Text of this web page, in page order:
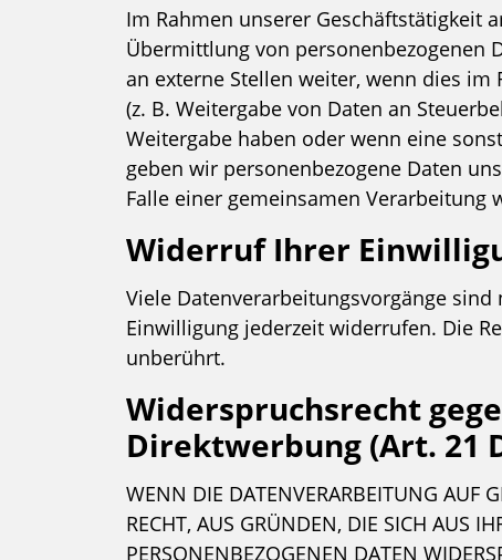
Im Rahmen unserer Geschäftstätigkeit
Übermittlung von personenbezogenen
an externe Stellen weiter, wenn dies
(z. B. Weitergabe von Daten an
Weitergabe haben oder wenn eine
geben wir personenbezogene Daten
Falle einer gemeinsamen Verarbeitung
Widerruf Ihrer
Viele Datenverarbeitungsvorgänge
Einwilligung jederzeit widerrufen. Die
unberührt.
Widerspruchsrecht
Direktwerbung (Art. 21
WENN DIE DATENVERARBEITUNG AUF
RECHT, AUS GRÜNDEN, DIE SICH AUS
PERSONENBEZOGENEN DATEN